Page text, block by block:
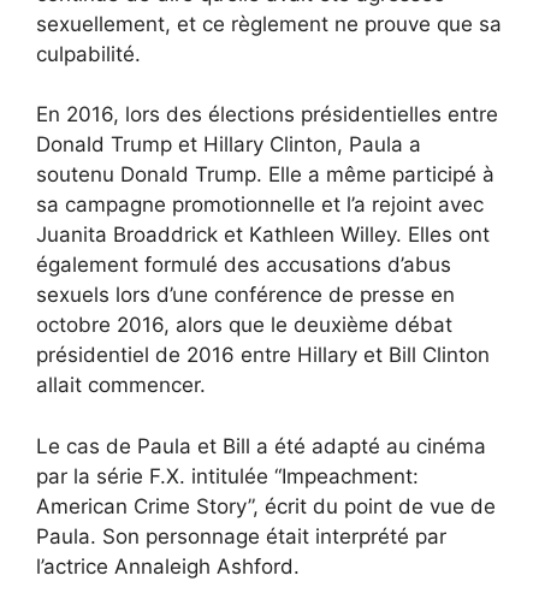
sexuellement, et ce règlement ne prouve que sa
culpabilité.
En 2016, lors des élections présidentielles entre
Donald Trump et Hillary Clinton, Paula a
soutenu Donald Trump. Elle a même participé à
sa campagne promotionnelle et l’a rejoint avec
Juanita Broaddrick et Kathleen Willey. Elles ont
également formulé des accusations d’abus
sexuels lors d’une conférence de presse en
octobre 2016, alors que le deuxième débat
présidentiel de 2016 entre Hillary et Bill Clinton
allait commencer.
Le cas de Paula et Bill a été adapté au cinéma
par la série F.X. intitulée “Impeachment:
American Crime Story”, écrit du point de vue de
Paula. Son personnage était interprété par
l’actrice Annaleigh Ashford.